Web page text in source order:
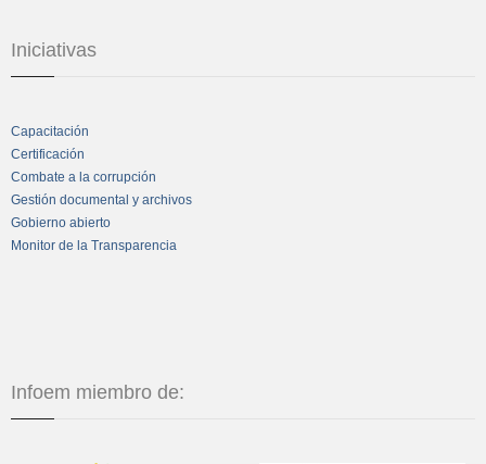
Iniciativas
Capacitación
Certificación
Combate a la corrupción
Gestión documental y archivos
Gobierno abierto
Monitor de la Transparencia
Infoem miembro de: